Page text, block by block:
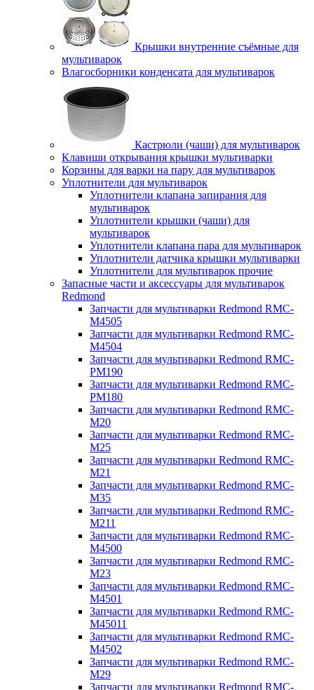
Крышки внутренние съёмные для
мультиварок
Влагосборники конденсата для мультиварок
Кастрюли (чаши) для мультиварок
Клавиши открывания крышки мультиварки
Корзины для варки на пару для мультиварок
Уплотнители для мультиварок
Уплотнители клапана запирания для
мультиварок
Уплотнители крышки (чаши) для
мультиварок
Уплотнители клапана пара для мультиварок
Уплотнители датчика крышки мультиварки
Уплотнители для мультиварок прочие
Запасные части и аксессуары для мультиварок
Redmond
Запчасти для мультиварки Redmond RMC-
M4505
Запчасти для мультиварки Redmond RMC-
M4504
Запчасти для мультиварки Redmond RMC-
PM190
Запчасти для мультиварки Redmond RMC-
PM180
Запчасти для мультиварки Redmond RMC-
M20
Запчасти для мультиварки Redmond RMC-
M25
Запчасти для мультиварки Redmond RMC-
M21
Запчасти для мультиварки Redmond RMC-
M35
Запчасти для мультиварки Redmond RMC-
M211
Запчасти для мультиварки Redmond RMC-
M4500
Запчасти для мультиварки Redmond RMC-
M23
Запчасти для мультиварки Redmond RMC-
M4501
Запчасти для мультиварки Redmond RMC-
M45011
Запчасти для мультиварки Redmond RMC-
M4502
Запчасти для мультиварки Redmond RMC-
M29
Запчасти для мультиварки Redmond RMC-